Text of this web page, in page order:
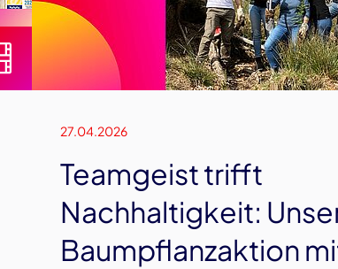
27.04.2026
Teamgeist trifft
Nachhaltigkeit:
Baumpflanzaktion